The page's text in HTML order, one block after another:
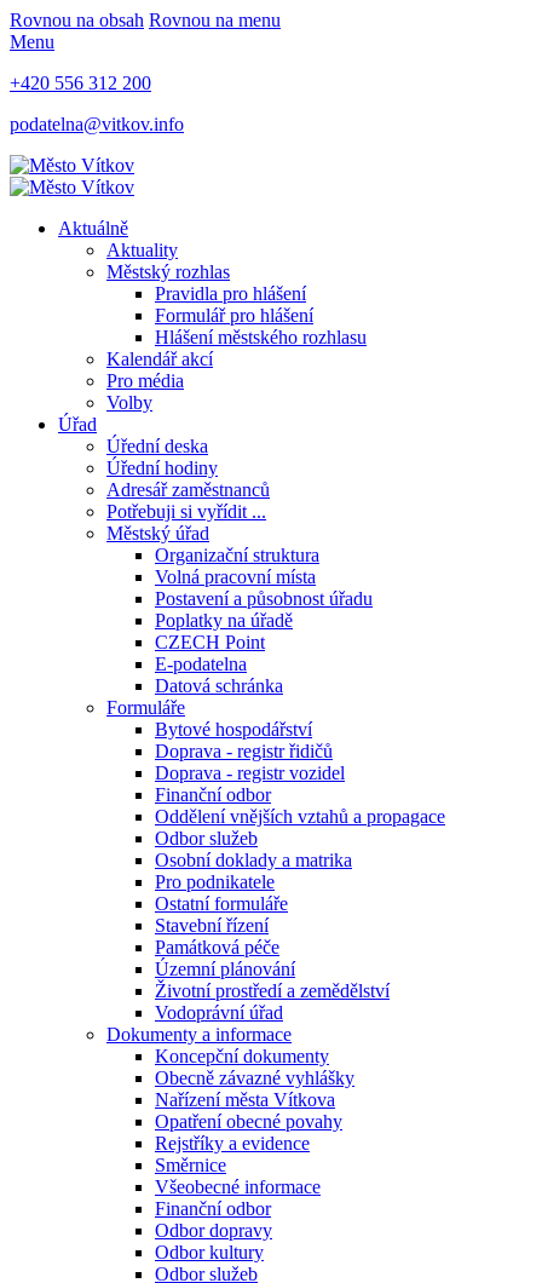
Rovnou na obsah Rovnou na menu
Menu
+420 556 312 200
podatelna@vitkov.info
Aktuálně
Aktuality
Městský rozhlas
Pravidla pro hlášení
Formulář pro hlášení
Hlášení městského rozhlasu
Kalendář akcí
Pro média
Volby
Úřad
Úřední deska
Úřední hodiny
Adresář zaměstnanců
Potřebuji si vyřídit ...
Městský úřad
Organizační struktura
Volná pracovní místa
Postavení a působnost úřadu
Poplatky na úřadě
CZECH Point
E-podatelna
Datová schránka
Formuláře
Bytové hospodářství
Doprava - registr řidičů
Doprava - registr vozidel
Finanční odbor
Oddělení vnějších vztahů a propagace
Odbor služeb
Osobní doklady a matrika
Pro podnikatele
Ostatní formuláře
Stavební řízení
Památková péče
Územní plánování
Životní prostředí a zemědělství
Vodoprávní úřad
Dokumenty a informace
Koncepční dokumenty
Obecně závazné vyhlášky
Nařízení města Vítkova
Opatření obecné povahy
Rejstříky a evidence
Směrnice
Všeobecné informace
Finanční odbor
Odbor dopravy
Odbor kultury
Odbor služeb